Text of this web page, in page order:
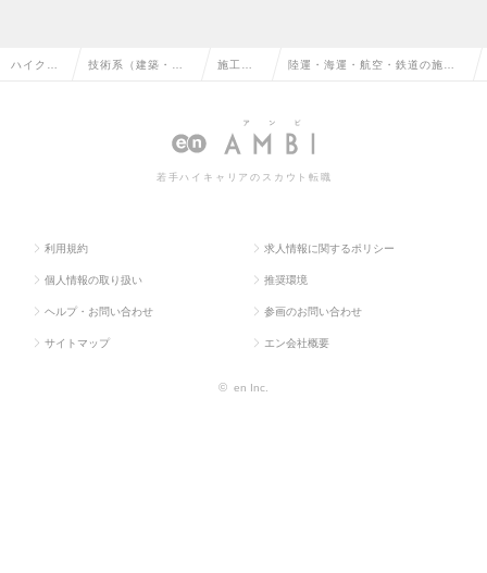
ハイクラ 技術系（建築・設 施工管
木）
陸運・海運・航空・鉄道の施工
一覧
若手ハイキャリアのスカウト転職
利用規約 求人情報に関するポリシー
個人情報の取り扱い 推奨環境
ヘルプ・お問い合わせ 参画のお問い合わせ
サイトマップ エン会社概要
© en Inc.